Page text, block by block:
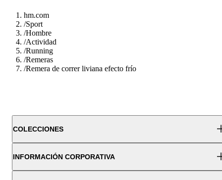
hm.com
/Sport
/Hombre
/Actividad
/Running
/Remeras
/Remera de correr liviana efecto frío
COLECCIONES
INFORMACIÓN CORPORATIVA